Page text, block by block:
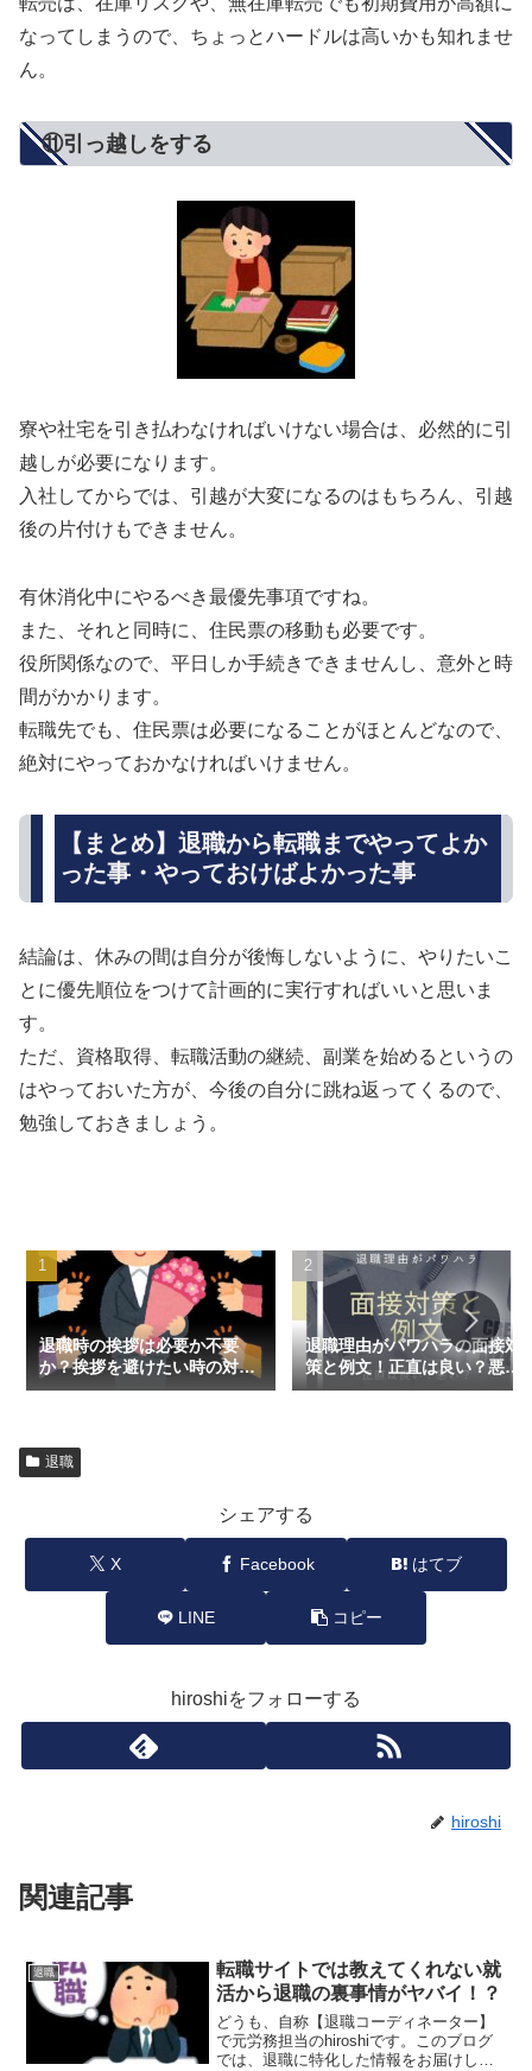
なってしまうので、ちょっとハードルは高いかも知れませ
ん。
⑪引っ越しをする
寮や社宅を引き払わなければいけない場合は、必然的に引
越しが必要になります。
入社してからでは、引越が大変になるのはもちろん、引越
後の片付けもできません。
有休消化中にやるべき最優先事項ですね。
また、それと同時に、住民票の移動も必要です。
役所関係なので、平日しか手続きできませんし、意外と時
間がかかります。
転職先でも、住民票は必要になることがほとんどなので、
絶対にやっておかなければいけません。
【まとめ】退職から転職までやってよか
った事・やっておけばよかった事
結論は、休みの間は自分が後悔しないように、やりたいこ
とに優先順位をつけて計画的に実行すればいいと思いま
す。
ただ、資格取得、転職活動の継続、副業を始めるというの
はやっておいた方が、今後の自分に跳ね返ってくるので、
勉強しておきましょう。
退職時の挨拶は必要か不要
か？挨拶を避けたい時の対処
方法
退職理由がパワハラの面接対
策と例文！正直は良い？悪
い？
退職
シェアする
X Facebook はてブ
LINE コピー
hiroshiをフォローする
hiroshi
関連記事
退職
転職サイトでは教えてくれない就
活から退職の裏事情がヤバイ！？
どうも、自称【退職コーディネーター】
で元労務担当のhiroshiです。このブログ
では、退職に特化した情報をお届けして